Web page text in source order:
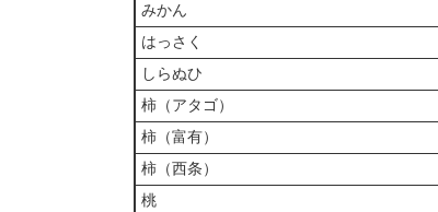
みかん
はっさく
しらぬひ
柿（アタゴ）
柿（富有）
柿（西条）
桃